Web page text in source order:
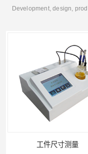
Development, design,
工件尺寸测量